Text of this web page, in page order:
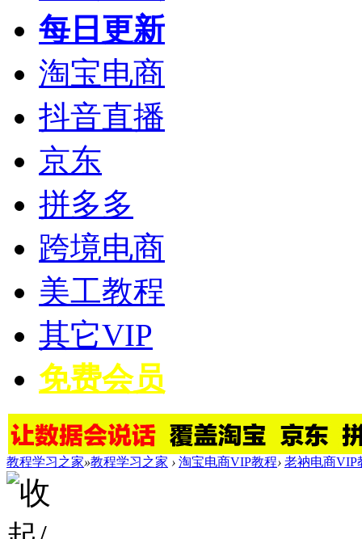
每日更新
淘宝电商
抖音直播
京东
拼多多
跨境电商
美工教程
其它VIP
免费会员
教程学习之家»教程学习之家 › 淘宝电商VIP教程› 老衲电商VIP